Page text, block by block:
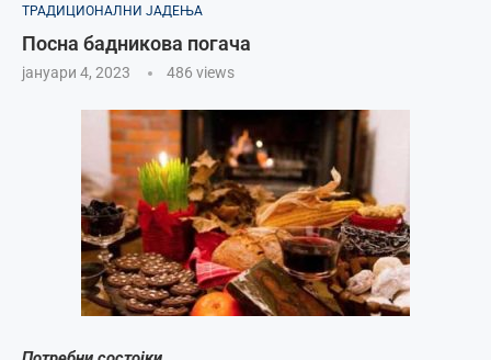
ТРАДИЦИОНАЛНИ ЈАДЕЊА
Посна бадникова погача
јануари 4, 2023 486 views